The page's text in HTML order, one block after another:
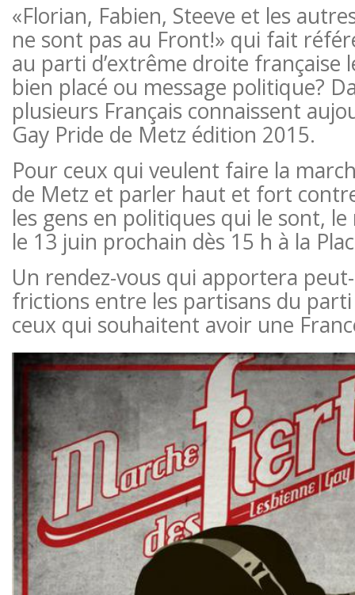
«Florian, Fabien, Steeve et les
ne sont pas au Front!» qui fait
au parti d’extrême droite française
bien placé ou message politique?
plusieurs Français connaissent
Gay Pride de Metz édition 2015.
Pour ceux qui veulent faire la
de Metz et parler haut et fort
les gens en politiques qui le sont,
le 13 juin prochain dès 15 h à la
Un rendez-vous qui apportera
frictions entre les partisans du
ceux qui souhaitent avoir une